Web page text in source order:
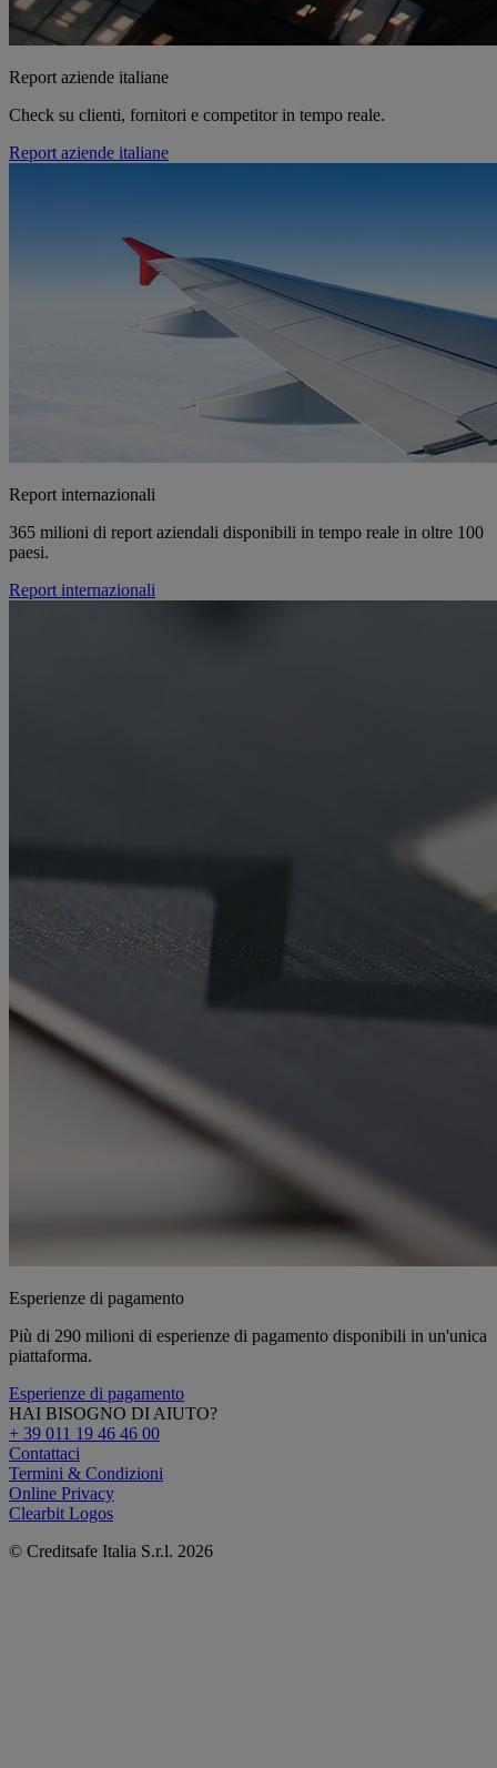
Report aziende italiane
Check su clienti, fornitori e competitor in tempo reale.
Report aziende italiane
Report internazionali
365 milioni di report aziendali disponibili in tempo reale in oltre 100
paesi.
Report internazionali
Esperienze di pagamento
Più di 290 milioni di esperienze di pagamento disponibili in un'unica
piattaforma.
Esperienze di pagamento
HAI BISOGNO DI AIUTO?
+ 39 011 19 46 46 00
Contattaci
Termini & Condizioni
Online Privacy
Clearbit Logos
© Creditsafe Italia S.r.l. 2026